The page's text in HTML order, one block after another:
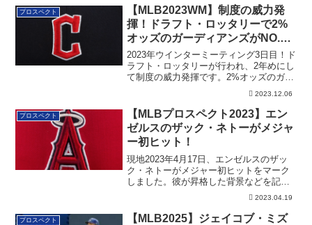
プロスペクト
【MLB2023WM】制度の威力発
揮！ドラフト・ロッタリーで2%
オッズのガーディアンズがNO.1
ピック！
2023年ウインターミーティング3日目！ド
ラフト・ロッタリーが行われ、2年めにし
て制度の威力発揮です。2%オッズのガー
2023.12.06
プロスペクト
【MLBプロスペクト2023】エン
ゼルスのザック・ネトーがメジャ
ー初ヒット！
現地2023年4月17日、エンゼルスのザッ
ク・ネトーがメジャー初ヒットをマーク
しました。彼が昇格した背景などを記載
2023.04.19
プロスペクト
【MLB2025】ジェイコブ・ミズ